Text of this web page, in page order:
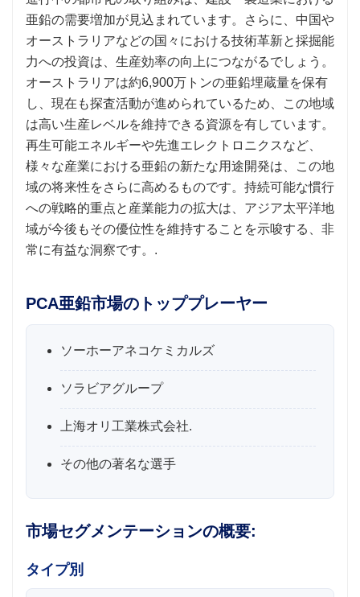
亜鉛の需要増加が見込まれています。さらに、中国や
オーストラリアなどの国々における技術革新と採掘能
力への投資は、生産効率の向上につながるでしょう。
オーストラリアは約6,900万トンの亜鉛埋蔵量を保有
し、現在も探査活動が進められているため、この地域
は高い生産レベルを維持できる資源を有しています。
再生可能エネルギーや先進エレクトロニクスなど、
様々な産業における亜鉛の新たな用途開発は、この地
域の将来性をさらに高めるものです。持続可能な慣行
への戦略的重点と産業能力の拡大は、アジア太平洋地
域が今後もその優位性を維持することを示唆する、非
常に有益な洞察です。.
PCA亜鉛市場のトッププレーヤー
ソーホーアネコケミカルズ
ソラビアグループ
上海オリ工業株式会社.
その他の著名な選手
市場セグメンテーションの概要:
タイプ別